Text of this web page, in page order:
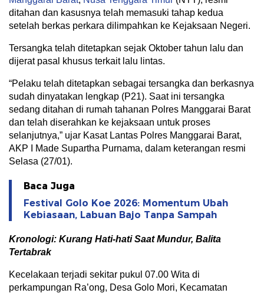
ditahan dan kasusnya telah memasuki tahap kedua
setelah berkas perkara dilimpahkan ke Kejaksaan Negeri.
Tersangka telah ditetapkan sejak Oktober tahun lalu dan
dijerat pasal khusus terkait lalu lintas.
“Pelaku telah ditetapkan sebagai tersangka dan berkasnya
sudah dinyatakan lengkap (P21). Saat ini tersangka
sedang ditahan di rumah tahanan Polres Manggarai Barat
dan telah diserahkan ke kejaksaan untuk proses
selanjutnya,” ujar Kasat Lantas Polres Manggarai Barat,
AKP I Made Supartha Purnama, dalam keterangan resmi
Selasa (27/01).
Baca Juga
Festival Golo Koe 2026: Momentum Ubah
Kebiasaan, Labuan Bajo Tanpa Sampah
Kronologi: Kurang Hati-hati Saat Mundur, Balita
Tertabrak
Kecelakaan terjadi sekitar pukul 07.00 Wita di
perkampungan Ra’ong, Desa Golo Mori, Kecamatan